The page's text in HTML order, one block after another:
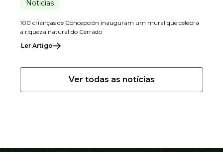
Noticias
100 crianças de Concepción inauguram um mural que celebra
a riqueza natural do Cerrado
Ler Artigo
Ver todas as notícias